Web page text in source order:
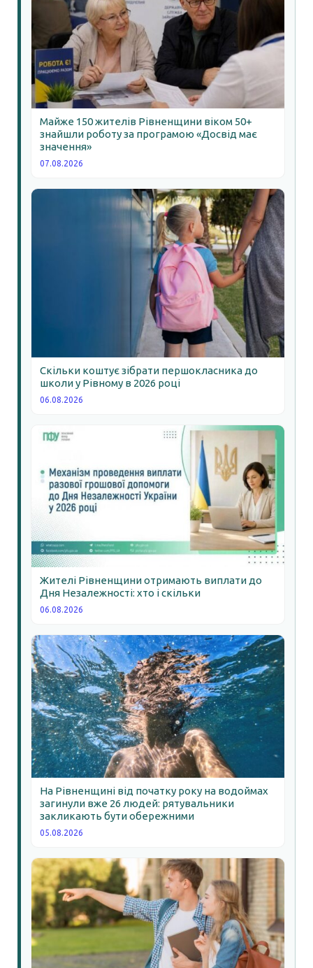
Майже 150 жителів Рівненщини віком 50+
знайшли роботу за програмою «Досвід має
значення»
07.08.2026
Скільки коштує зібрати першокласника до
школи у Рівному в 2026 році
06.08.2026
Жителі Рівненщини отримають виплати до
Дня Незалежності: хто і скільки
06.08.2026
На Рівненщині від початку року на водоймах
загинули вже 26 людей: рятувальники
закликають бути обережними
05.08.2026